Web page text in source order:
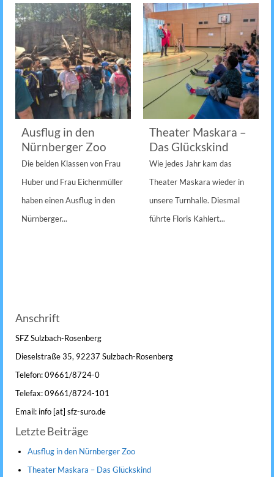
Ausflug in den
Nürnberger Zoo
Die beiden Klassen von Frau
Huber und Frau Eichenmüller
haben einen Ausflug in den
Nürnberger...
Theater Maskara –
Das Glückskind
Wie jedes Jahr kam das
Theater Maskara wieder in
unsere Turnhalle. Diesmal
führte Floris Kahlert...
Anschrift
SFZ Sulzbach-Rosenberg
Dieselstraße 35, 92237 Sulzbach-Rosenberg
Telefon: 09661/8724-0
Telefax: 09661/8724-101
Email: info [at] sfz-suro.de
Letzte Beiträge
Ausflug in den Nürnberger Zoo
Theater Maskara – Das Glückskind